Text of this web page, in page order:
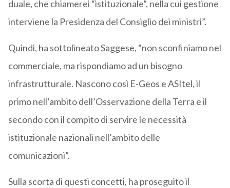
duale, che chiamerei “istituzionale”, nella cui gestione
interviene la Presidenza del Consiglio dei ministri”.
Quindi, ha sottolineato Saggese, “non sconfiniamo nel
commerciale, ma rispondiamo ad un bisogno
infrastrutturale. Nascono così E-Geos e ASItel, il
primo nell’ambito dell’Osservazione della Terra e il
secondo con il compito di servire le necessità
istituzionale nazionali nell’ambito delle
comunicazioni”.
Sulla scorta di questi concetti, ha proseguito il